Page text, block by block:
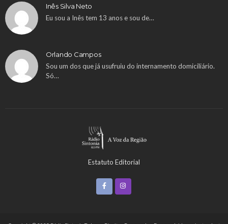
Inês Silva Neto
Eu sou a Inês tem 13 anos e sou de…
Orlando Campos
Sou um dos que já usufruiu do internamento domiciliário.
Só…
Estatuto Editorial